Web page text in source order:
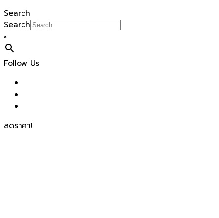
Search
Search
×
Follow Us
ลดราคา!